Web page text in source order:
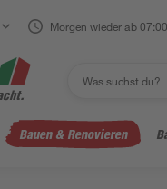
Morgen wieder ab
Bauen & Renovieren